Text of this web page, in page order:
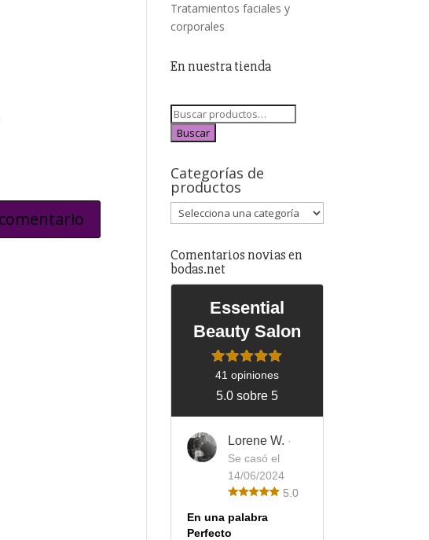
Tratamientos faciales y
corporales
En nuestra tienda
Buscar
Categorías de
productos
Comentarios novias en
bodas.net
Essential
Beauty Salon
41 opiniones
5.0 sobre 5
Lorene W. ·
Se casó el
14/06/2024
5.0
En una palabra
Perfecto